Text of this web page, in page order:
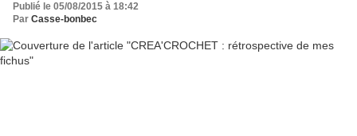
Publié le 05/08/2015 à 18:42
Par Casse-bonbec